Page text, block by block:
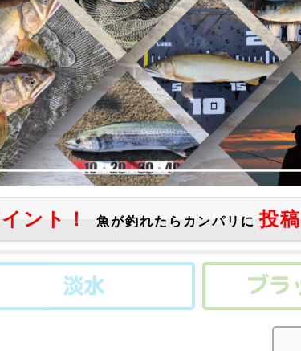
ント！ 魚が釣れたらカンパリに 投稿